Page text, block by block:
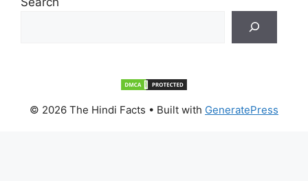
© 2026 The Hindi Facts • Built with GeneratePress